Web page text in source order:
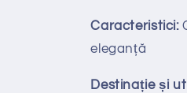
Caracteristici:
eleganță
Destinație și